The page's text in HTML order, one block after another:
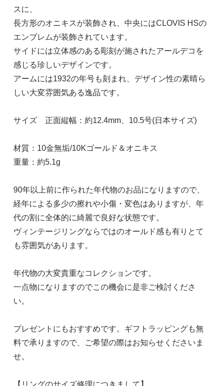
スに、
長方形のオニキスが装飾され、中央にはCLOVIS HSの
エンブレムが装飾されています。
サイドには立体感のある彫刻が施されたアールデコを
感じる珍しいデザインです。
アームには1932の年号も刻まれ、デザイン性の素晴ら
しい大変雰囲気ある逸品です。
サイズ 正面縦幅：約12.4mm、10.5号(日本サイズ)
材質：10金無垢/10Kゴールド＆オニキス
重量：約5.1g
90年以上前に作られた年代物のお品になりますので、
経年による多少の擦れや小傷・変色はありますが、年
代の割に全体的に綺麗で良好な状態です。
ヴィンテージリングならではのオールド感も有りとて
も雰囲気があります。
年代物の大変貴重なコレクションです。
一点物になりますのでこの機会に是非ご検討くださ
い。
プレゼントにもおすすめです。ギフトラッピングも無
料で承りますので、ご希望の際はお知らせくださいま
せ。
【リングのサイズ修理につきまして】